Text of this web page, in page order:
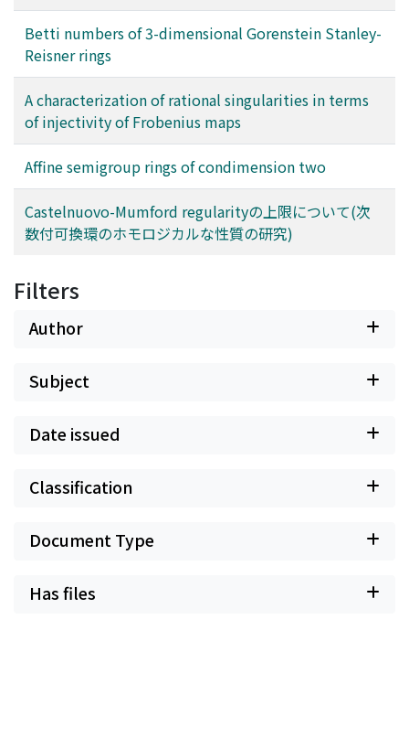
Betti numbers of 3-dimensional Gorenstein Stanley-
Reisner rings
A characterization of rational singularities in terms
of injectivity of Frobenius maps
Affine semigroup rings of condimension two
Castelnuovo-Mumford regularityの上限について(次
数付可換環のホモロジカルな性質の研究)
Filters
Author
Subject
Date issued
Classification
Document Type
Has files